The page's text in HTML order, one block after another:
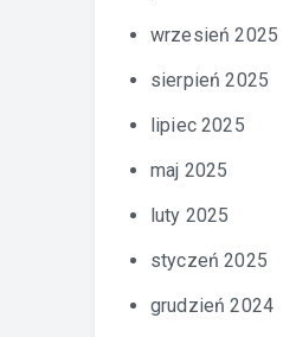
wrzesień 2025
sierpień 2025
lipiec 2025
maj 2025
luty 2025
styczeń 2025
grudzień 2024